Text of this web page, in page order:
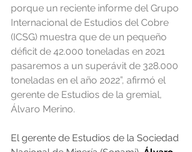
porque un reciente informe del Grupo
Internacional de Estudios del Cobre
(ICSG) muestra que de un pequeño
déficit de 42.000 toneladas en 2021
pasaremos a un superávit de 328.000
toneladas en el año 2022”, afirmó el
gerente de Estudios de la gremial,
Álvaro Merino.
El gerente de Estudios de la Sociedad